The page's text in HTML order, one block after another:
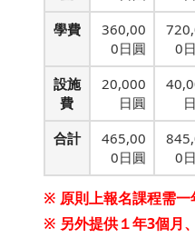
學費
360,00
0日圓
0
設施
費
20,000
日圓
合計
465,00
0日圓
0
※ 原則上報名課程需一
※ 另外提供１年3個月